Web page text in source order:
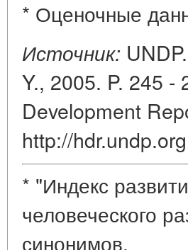
* Оценочные
Источник:
Y., 2005. P. 245 -
Development
http://hdr.undp.org
* "Индекс
человеческого
синонимов.